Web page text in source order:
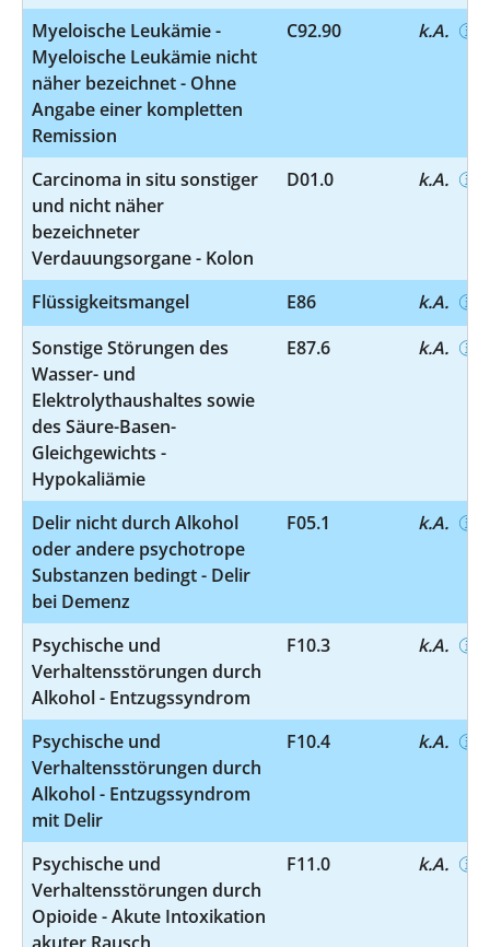
Myeloische Leukämie -
Myeloische Leukämie nicht
näher bezeichnet - Ohne
Angabe einer kompletten
Remission
C92.90 k.A.
Carcinoma in situ sonstiger
und nicht näher
bezeichneter
Verdauungsorgane - Kolon
D01.0 k.A.
Flüssigkeitsmangel E86
k.A.
Sonstige Störungen des
Wasser- und
Elektrolythaushaltes sowie
des Säure-Basen-
Gleichgewichts -
Hypokaliämie
E87.6 k.A.
Delir nicht durch Alkohol
oder andere psychotrope
Substanzen bedingt - Delir
bei Demenz
F05.1 k.A.
Psychische und
Verhaltensstörungen durch
Alkohol - Entzugssyndrom
F10.3 k.A.
Psychische und
Verhaltensstörungen durch
Alkohol - Entzugssyndrom
mit Delir
F10.4 k.A.
Psychische und
Verhaltensstörungen durch
Opioide - Akute Intoxikation
F11.0 k.A.